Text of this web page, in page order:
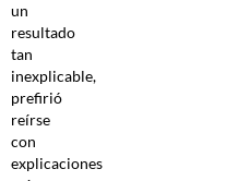
un
resultado
tan
inexplicable,
prefirió
reírse
con
explicaciones